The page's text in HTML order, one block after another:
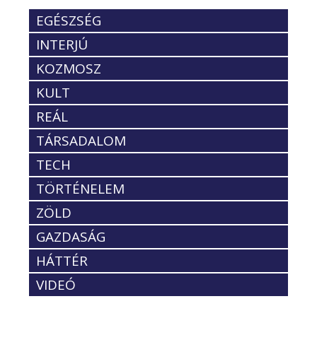
EGÉSZSÉG
INTERJÚ
KOZMOSZ
KULT
REÁL
TÁRSADALOM
TECH
TÖRTÉNELEM
ZÖLD
GAZDASÁG
HÁTTÉR
VIDEÓ